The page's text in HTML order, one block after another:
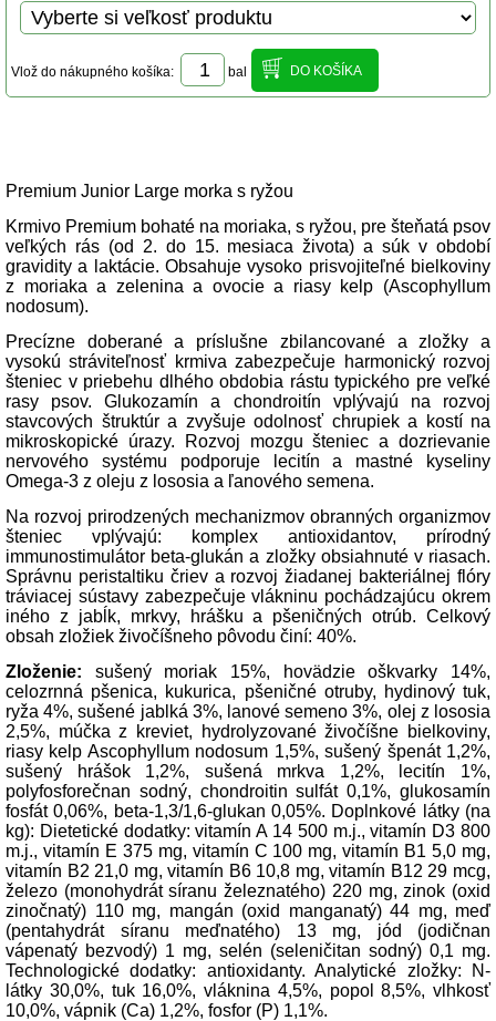
Vlož do nákupného košíka: bal
Premium Junior Large morka s ryžou
Krmivo Premium bohaté na moriaka, s ryžou, pre šteňatá psov
veľkých rás (od 2. do 15. mesiaca života) a súk v období
gravidity a laktácie. Obsahuje vysoko prisvojiteľné bielkoviny
z moriaka a zelenina a ovocie a riasy kelp (Ascophyllum
nodosum).
Precízne doberané a príslušne zbilancované a zložky a
vysokú stráviteľnosť krmiva zabezpečuje harmonický rozvoj
šteniec v priebehu dlhého obdobia rástu typického pre veľké
rasy psov. Glukozamín a chondroitín vplývajú na rozvoj
stavcových štruktúr a zvyšuje odolnosť chrupiek a kostí na
mikroskopické úrazy. Rozvoj mozgu šteniec a dozrievanie
nervového systému podporuje lecitín a mastné kyseliny
Omega-3 z oleju z lososia a ľanového semena.
Na rozvoj prirodzených mechanizmov obranných organizmov
šteniec vplývajú: komplex antioxidantov, prírodný
immunostimulátor beta-glukán a zložky obsiahnuté v riasach.
Správnu peristaltiku čriev a rozvoj žiadanej bakteriálnej flóry
tráviacej sústavy zabezpečuje vlákninu pochádzajúcu okrem
iného z jabĺk, mrkvy, hrášku a pšeničných otrúb. Celkový
obsah zložiek živočíšneho pôvodu činí: 40%.
Zloženie: sušený moriak 15%, hovädzie oškvarky 14%,
celozrnná pšenica, kukurica, pšeničné otruby, hydinový tuk,
ryža 4%, sušené jablká 3%, lanové semeno 3%, olej z lososia
2,5%, múčka z kreviet, hydrolyzované živočíšne bielkoviny,
riasy kelp Ascophyllum nodosum 1,5%, sušený špenát 1,2%,
sušený hrášok 1,2%, sušená mrkva 1,2%, lecitín 1%,
polyfosforečnan sodný, chondroitin sulfát 0,1%, glukosamín
fosfát 0,06%, beta-1,3/1,6-glukan 0,05%. Doplnkové látky (na
kg): Dietetické dodatky: vitamín A 14 500 m.j., vitamín D3 800
m.j., vitamín E 375 mg, vitamín C 100 mg, vitamín B1 5,0 mg,
vitamín B2 21,0 mg, vitamín B6 10,8 mg, vitamín B12 29 mcg,
železo (monohydrát síranu železnatého) 220 mg, zinok (oxid
zinočnatý) 110 mg, mangán (oxid manganatý) 44 mg, meď
(pentahydrát síranu meďnatého) 13 mg, jód (jodičnan
vápenatý bezvodý) 1 mg, selén (seleničitan sodný) 0,1 mg.
Technologické dodatky: antioxidanty. Analytické zložky: N-
látky 30,0%, tuk 16,0%, vláknina 4,5%, popol 8,5%, vlhkosť
10,0%, vápnik (Ca) 1,2%, fosfor (P) 1,1%.